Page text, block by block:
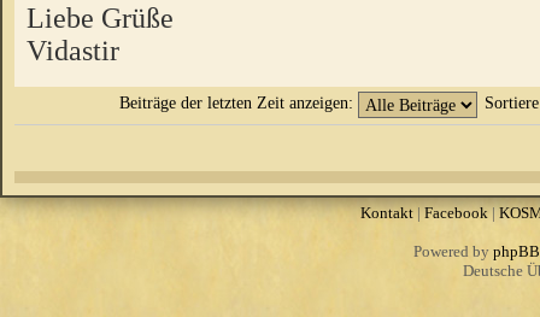
Liebe Grüße
Vidastir
Beiträge der letzten Zeit anzeigen:
Kontakt| Facebook|
Powered by phpBB
Deutsche